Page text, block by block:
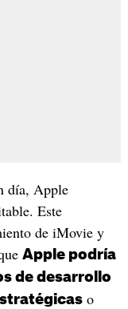
día, Apple
Este
de iMovie y
Apple podría
de desarrollo
o